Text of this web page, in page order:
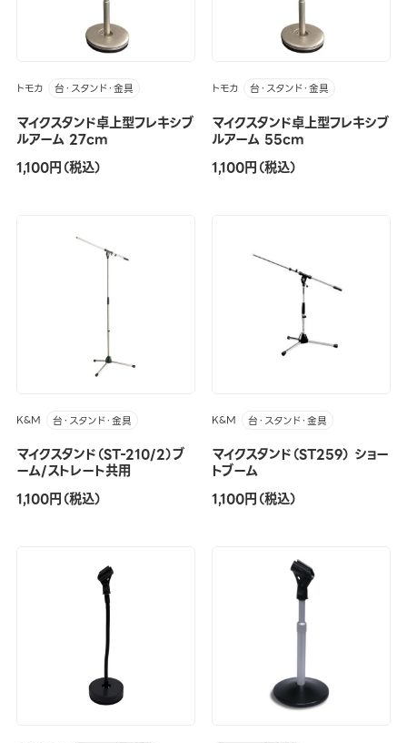
トモカ 台・スタンド・金具
マイクスタンド卓上型フレキシブ
ルアーム 27cm
1,100円（税込）
トモカ 台・スタンド・金具
マイクスタンド卓上型フレキシブ
ルアーム 55cm
1,100円（税込）
K&M 台・スタンド・金具
マイクスタンド（ST-210/2）ブ
ーム/ストレート共用
1,100円（税込）
K&M 台・スタンド・金具
マイクスタンド（ST259） ショー
トブーム
1,100円（税込）